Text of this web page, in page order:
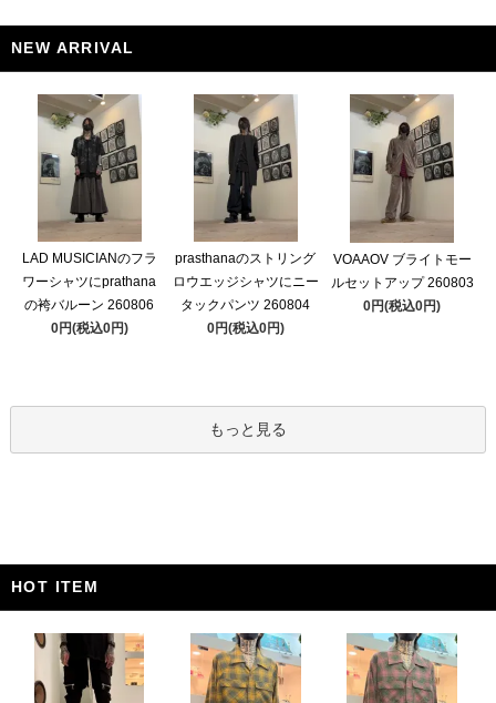
NEW ARRIVAL
LAD MUSICIANのフラ
ワーシャツにprathana
の袴バルーン 260806
0円(税込0円)
prasthanaのストリング
ロウエッジシャツにニー
タックパンツ 260804
0円(税込0円)
VOAAOV ブライトモー
ルセットアップ 260803
0円(税込0円)
もっと見る
HOT ITEM